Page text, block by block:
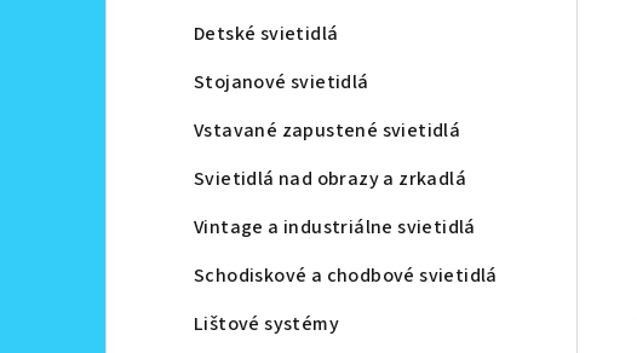
Detské svietidlá
Stojanové svietidlá
Vstavané zapustené svietidlá
Svietidlá nad obrazy a zrkadlá
Vintage a industriálne svietidlá
Schodiskové a chodbové svietidlá
Lištové systémy